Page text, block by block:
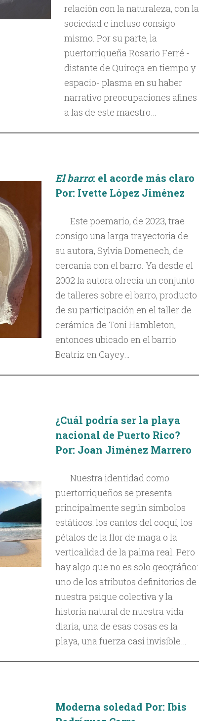
relación con la naturaleza, con la
sociedad e incluso consigo
mismo. Por su parte, la
puertorriqueña Rosario Ferré -
distante de Quiroga en tiempo y
espacio- plasma en su haber
narrativo preocupaciones afines
a las de este maestro…
El barro: el acorde más claro
Por: Ivette López Jiménez
Este poemario, de 2023, trae
consigo una larga trayectoria de
su autora, Sylvia Domenech, de
cercanía con el barro. Ya desde el
2002 la autora ofrecía un conjunto
de talleres sobre el barro, producto
de su participación en el taller de
cerámica de Toni Hambleton,
entonces ubicado en el barrio
Beatriz en Cayey…
¿Cuál podría ser la playa
nacional de Puerto Rico?
Por: Joan Jiménez Marrero
Nuestra identidad como
puertorriqueños se presenta
principalmente según símbolos
estáticos: los cantos del coquí, los
pétalos de la flor de maga o la
verticalidad de la palma real. Pero
hay algo que no es solo geográfico:
uno de los atributos definitorios de
nuestra psique colectiva y la
historia natural de nuestra vida
diaria, una de esas cosas es la
playa, una fuerza casi invisible…
Moderna soledad Por: Ibis